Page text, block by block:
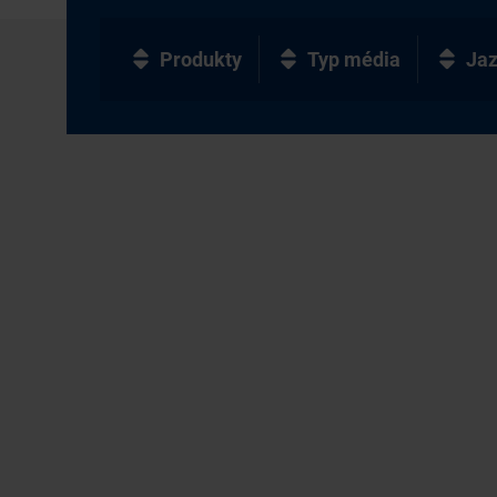
Produkty Typ média